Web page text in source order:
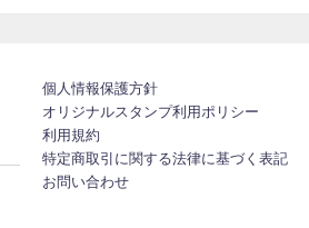
個人情報保護方針
オリジナルスタンプ利用ポリシー
利用規約
特定商取引に関する法律に基づく表記
お問い合わせ